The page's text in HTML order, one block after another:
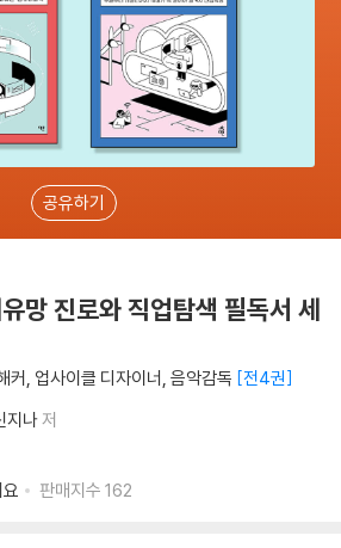
공유하기
망 진로와 직업탐색 필독서 세
커, 업사이클 디자이너, 음악감독 전4권
지나저
판매지수 162